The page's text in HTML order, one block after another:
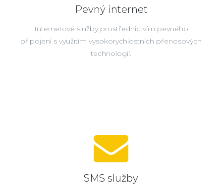
Pevný internet
Internetové služby prostřednictvím pevného
připojení s využitím vysokorychlostních přenosových
technologií.
SMS služby